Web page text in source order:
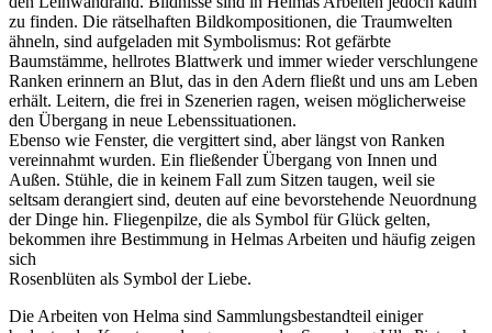
zu finden. Die rätselhaften Bildkompositionen, die Traumwelten
ähneln, sind aufgeladen mit Symbolismus: Rot gefärbte
Baumstämme, hellrotes Blattwerk und immer wieder verschlungene
Ranken erinnern an Blut, das in den Adern fließt und uns am Leben
erhält. Leitern, die frei in Szenerien ragen, weisen möglicherweise
den Übergang in neue Lebenssituationen.
Ebenso wie Fenster, die vergittert sind, aber längst von Ranken
vereinnahmt wurden. Ein fließender Übergang von Innen und
Außen. Stühle, die in keinem Fall zum Sitzen taugen, weil sie
seltsam derangiert sind, deuten auf eine bevorstehende Neuordnung
der Dinge hin. Fliegenpilze, die als Symbol für Glück gelten,
bekommen ihre Bestimmung in Helmas Arbeiten und häufig zeigen
sich
Rosenblüten als Symbol der Liebe.
Die Arbeiten von Helma sind Sammlungsbestandteil einiger